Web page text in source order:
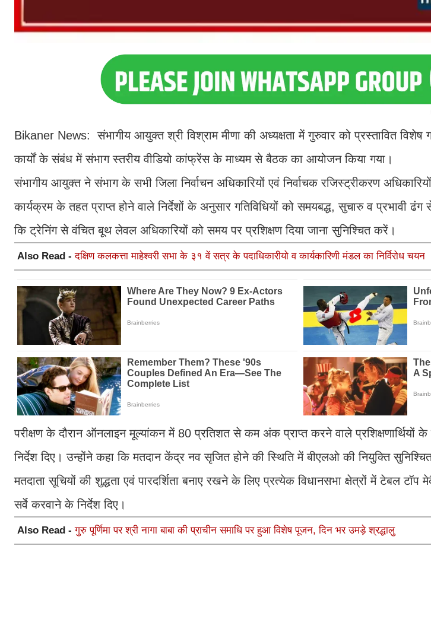
Bikaner News: संभागीय आयुक्त श्री विश्राम मीणा की अध्यक्षता में गुरुवार को प्रस्तावित विशेष
कार्यों के संबंध में संभाग स्तरीय वीडियो कांफ्रेंस के माध्यम से बैठक का आयोजन किया गया।
संभागीय आयुक्त ने संभाग के सभी जिला निर्वाचन अधिकारियों एवं निर्वाचक रजिस्ट्रीकरण
कार्यक्रम के तहत प्राप्त होने वाले निर्देशों के अनुसार गतिविधियों को समयबद्ध, सुचारु व प्रभावी
कि ट्रेनिंग से वंचित बूथ लेवल अधिकारियों को समय पर प्रशिक्षण दिया जाना सुनिश्चित करें।
Also Read -दक्षिण कलकत्ता माहेश्वरी सभा के ३१ वें सत्र के पदाधिकारीयो व कार्यकारिणी मंडल का निर्विरोध चयन
परीक्षण के दौरान ऑनलाइन मूल्यांकन में 80 प्रतिशत से कम अंक प्राप्त करने वाले प्रशिक्षणार्थियों
निर्देश दिए। उन्होंने कहा कि मतदान केंद्र नव सृजित होने की स्थिति में बीएलओ की नियुक्ति
मतदाता सूचियों की शुद्धता एवं पारदर्शिता बनाए रखने के लिए प्रत्येक विधानसभा क्षेत्रों में टेबल
सर्वे करवाने के निर्देश दिए।
Also Read -गुरु पूर्णिमा पर श्री नागा बाबा की प्राचीन समाधि पर हुआ विशेष पूजन, दिन भर उमड़े श्रद्धालु